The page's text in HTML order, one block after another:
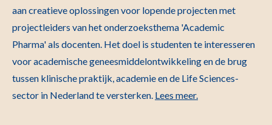
aan creatieve oplossingen voor lopende projecten met
projectleiders van het onderzoeksthema 'Academic
Pharma' als docenten. Het doel is studenten te interesseren
voor academische geneesmiddelontwikkeling en de brug
tussen klinische praktijk, academie en de Life Sciences-
sector in Nederland te versterken. Lees meer.